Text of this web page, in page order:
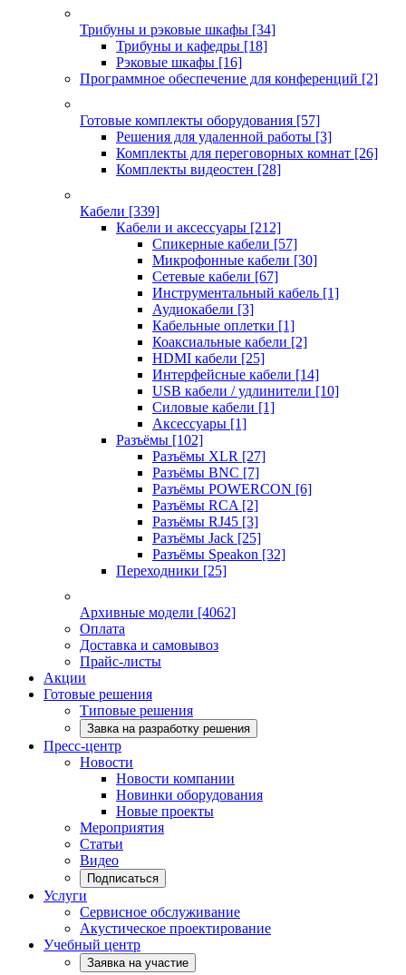
Трибуны и рэковые шкафы [34]
Трибуны и кафедры [18]
Рэковые шкафы [16]
Программное обеспечение для конференций [2]
Готовые комплекты оборудования [57]
Решения для удаленной работы [3]
Комплекты для переговорных комнат [26]
Комплекты видеостен [28]
Кабели [339]
Кабели и аксессуары [212]
Спикерные кабели [57]
Микрофонные кабели [30]
Сетевые кабели [67]
Инструментальный кабель [1]
Аудиокабели [3]
Кабельные оплетки [1]
Коаксиальные кабели [2]
HDMI кабели [25]
Интерфейсные кабели [14]
USB кабели / удлинители [10]
Силовые кабели [1]
Аксессуары [1]
Разъёмы [102]
Разъёмы XLR [27]
Разъёмы BNC [7]
Разъёмы POWERCON [6]
Разъёмы RCA [2]
Разъёмы RJ45 [3]
Разъёмы Jack [25]
Разъёмы Speakon [32]
Переходники [25]
Архивные модели [4062]
Оплата
Доставка и самовывоз
Прайс-листы
Акции
Готовые решения
Типовые решения
Завка на разработку решения
Пресс-центр
Новости
Новости компании
Новинки оборудования
Новые проекты
Мероприятия
Статьи
Видео
Подписаться
Услуги
Сервисное обслуживание
Акустическое проектирование
Учебный центр
Заявка на участие